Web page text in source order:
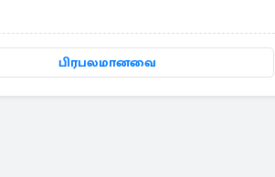
பிரபலமானவை